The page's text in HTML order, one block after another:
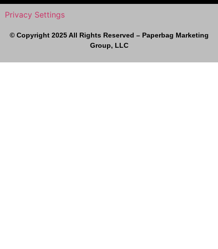
Privacy Settings
© Copyright 2025 All Rights Reserved – Paperbag Marketing
Group, LLC